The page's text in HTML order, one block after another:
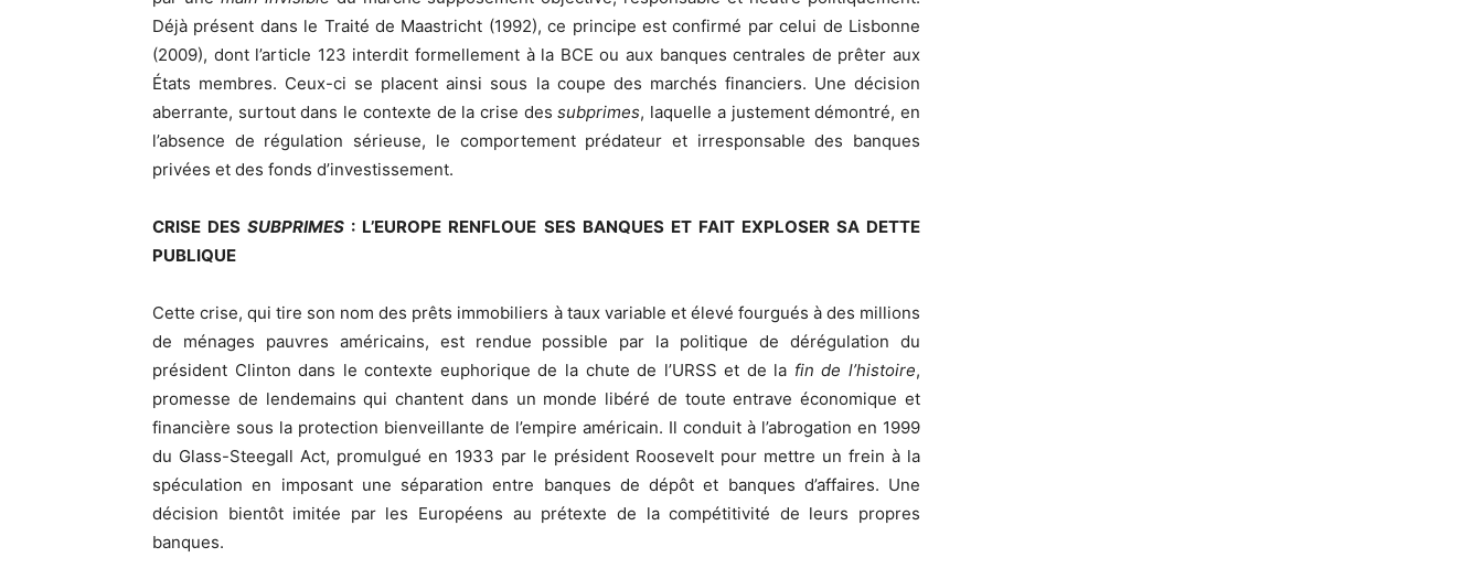
Déjà présent dans le Traité de Maastricht (1992), ce principe est confirmé par celui de Lisbonne
(2009), dont l’article 123 interdit formellement à la BCE ou aux banques centrales de prêter aux
États membres. Ceux-ci se placent ainsi sous la coupe des marchés financiers. Une décision
aberrante, surtout dans le contexte de la crise dessubprimes, laquelle a justement démontré, en
l’absence de régulation sérieuse, le comportement prédateur et irresponsable des banques
privées et des fonds d’investissement.
CRISE DESSUBPRIMES : L’EUROPE RENFLOUE SES BANQUES ET FAIT EXPLOSER SA DETTE
PUBLIQUE
Cette crise, qui tire son nom des prêts immobiliers à taux variable et élevé fourgués à des millions
de ménages pauvres américains, est rendue possible par la politique de dérégulation du
président Clinton dans le contexte euphorique de la chute de l’URSS et de la fin de l’histoire,
promesse de lendemains qui chantent dans un monde libéré de toute entrave économique et
financière sous la protection bienveillante de l’empire américain. Il conduit à l’abrogation en 1999
du Glass-Steegall Act, promulgué en 1933 par le président Roosevelt pour mettre un frein à la
spéculation en imposant une séparation entre banques de dépôt et banques d’affaires. Une
décision bientôt imitée par les Européens au prétexte de la compétitivité de leurs propres
banques.